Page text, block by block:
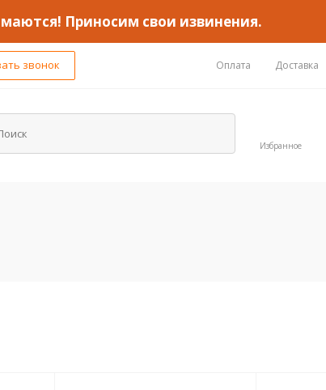
Приносим свои извинения.
звонок Оплата Доставка
Избранное